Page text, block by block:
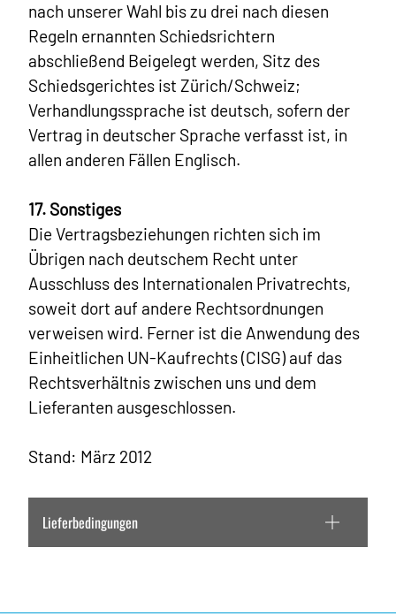
nach unserer Wahl bis zu drei nach diesen
Regeln ernannten Schiedsrichtern
abschließend Beigelegt werden, Sitz des
Schiedsgerichtes ist Zürich/Schweiz;
Verhandlungssprache ist deutsch, sofern der
Vertrag in deutscher Sprache verfasst ist, in
allen anderen Fällen Englisch.
17. Sonstiges
Die Vertragsbeziehungen richten sich im
Übrigen nach deutschem Recht unter
Ausschluss des Internationalen Privatrechts,
soweit dort auf andere Rechtsordnungen
verweisen wird. Ferner ist die Anwendung des
Einheitlichen UN-Kaufrechts (CISG) auf das
Rechtsverhältnis zwischen uns und dem
Lieferanten ausgeschlossen.
Stand: März 2012
Lieferbedingungen